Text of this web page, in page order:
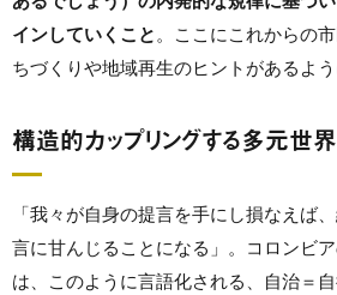
インしていくこと 。ここにこれからの
ちづくりや地域再生のヒントがあるよう
構造的カップリングする多元世界
「我々が自身の提言を手にし損なえば
言に甘んじることになる」。コロンビ
は、このように言語化される、自治＝